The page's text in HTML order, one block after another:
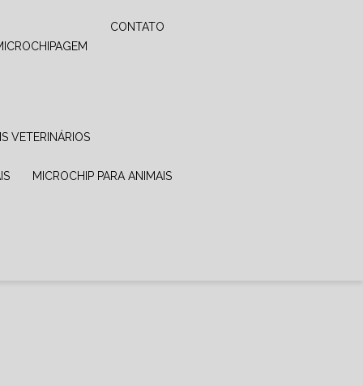
MICROCHIPAGEM
CONTATO
VETERINÁRIOS
MICROCHIP PARA ANIMAIS